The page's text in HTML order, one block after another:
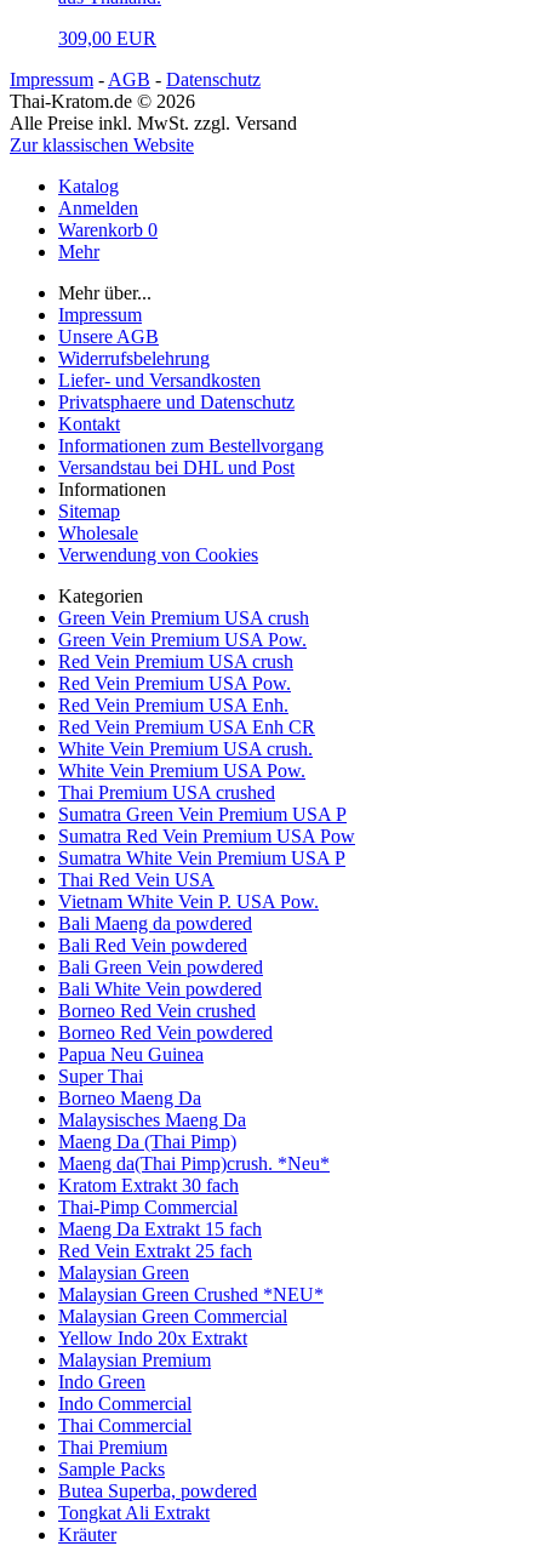
309,00 EUR
Impressum - AGB - Datenschutz
Thai-Kratom.de © 2026
Alle Preise inkl. MwSt. zzgl. Versand
Zur klassischen Website
Katalog
Anmelden
Warenkorb 0
Mehr
Mehr über...
Impressum
Unsere AGB
Widerrufsbelehrung
Liefer- und Versandkosten
Privatsphaere und Datenschutz
Kontakt
Informationen zum Bestellvorgang
Versandstau bei DHL und Post
Informationen
Sitemap
Wholesale
Verwendung von Cookies
Kategorien
Green Vein Premium USA crush
Green Vein Premium USA Pow.
Red Vein Premium USA crush
Red Vein Premium USA Pow.
Red Vein Premium USA Enh.
Red Vein Premium USA Enh CR
White Vein Premium USA crush.
White Vein Premium USA Pow.
Thai Premium USA crushed
Sumatra Green Vein Premium USA P
Sumatra Red Vein Premium USA Pow
Sumatra White Vein Premium USA P
Thai Red Vein USA
Vietnam White Vein P. USA Pow.
Bali Maeng da powdered
Bali Red Vein powdered
Bali Green Vein powdered
Bali White Vein powdered
Borneo Red Vein crushed
Borneo Red Vein powdered
Papua Neu Guinea
Super Thai
Borneo Maeng Da
Malaysisches Maeng Da
Maeng Da (Thai Pimp)
Maeng da(Thai Pimp)crush. *Neu*
Kratom Extrakt 30 fach
Thai-Pimp Commercial
Maeng Da Extrakt 15 fach
Red Vein Extrakt 25 fach
Malaysian Green
Malaysian Green Crushed *NEU*
Malaysian Green Commercial
Yellow Indo 20x Extrakt
Malaysian Premium
Indo Green
Indo Commercial
Thai Commercial
Thai Premium
Sample Packs
Butea Superba, powdered
Tongkat Ali Extrakt
Kräuter